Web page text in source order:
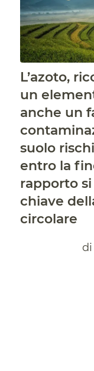
L’azoto,
un
anche un
suolo
entro la
rapporto
chiave
circolare